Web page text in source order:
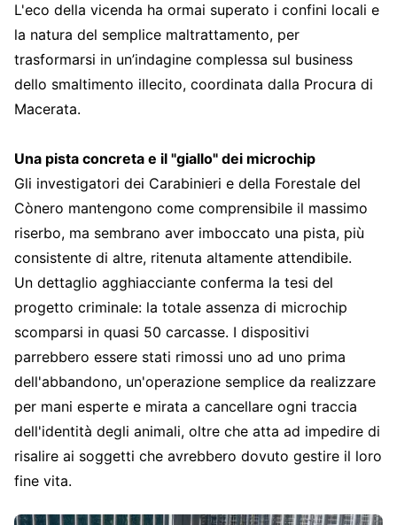
L'eco della vicenda ha ormai superato i confini locali e
la natura del semplice maltrattamento, per
trasformarsi in un’indagine complessa sul business
dello smaltimento illecito, coordinata dalla Procura di
Macerata.
Una pista concreta e il "giallo" dei microchip
Gli investigatori dei Carabinieri e della Forestale del
Cònero mantengono come comprensibile il massimo
riserbo, ma sembrano aver imboccato una pista, più
consistente di altre, ritenuta altamente attendibile.
Un dettaglio agghiacciante conferma la tesi del
progetto criminale: la totale assenza di microchip
scomparsi in quasi 50 carcasse. I dispositivi
parrebbero essere stati rimossi uno ad uno prima
dell'abbandono, un'operazione semplice da realizzare
per mani esperte e mirata a cancellare ogni traccia
dell'identità degli animali, oltre che atta ad impedire di
risalire ai soggetti che avrebbero dovuto gestire il loro
fine vita.